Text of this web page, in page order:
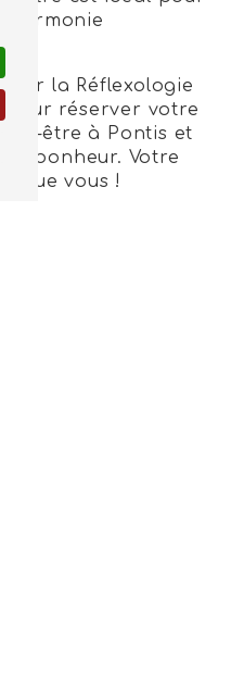
harmonie
la Réflexologie
pour réserver votre
être à Pontis et
bonheur. Votre
que vous !